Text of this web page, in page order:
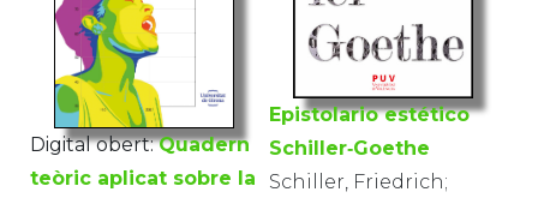
Digital obert: Quadern
teòric aplicat sobre la
Epistolario estético
Schiller‐Goethe
Schiller, Friedrich;